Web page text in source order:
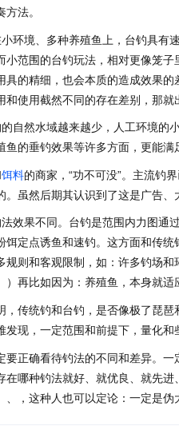
法。
环境、多种养殖鱼上，台钓具有
小范围的台钓玩法，相对更像笼
具的精细，也会本质的造成效果
和使用截然不同的存在差别，那就
自然水域越来越少，人工环境的
鱼的垂钓效果等许多方面，更能满
饵料的商家，“功不可没”。主流钓
。虽然后期其认识到了这是广告
效果不同。台钓是范围内力图通
饵定点诱鱼和速钓。这方面和传统
规则和客观限制，如：许多钓场
）再比如因为：养殖鱼，本身就适
，传统钓和台钓，是否像极了琵
发现，一定范围和前提下，量化
要正确看待钓法的不同和差异。
在哪种钓法就好、就优良、就先
、，这种人也可以定论：一定是